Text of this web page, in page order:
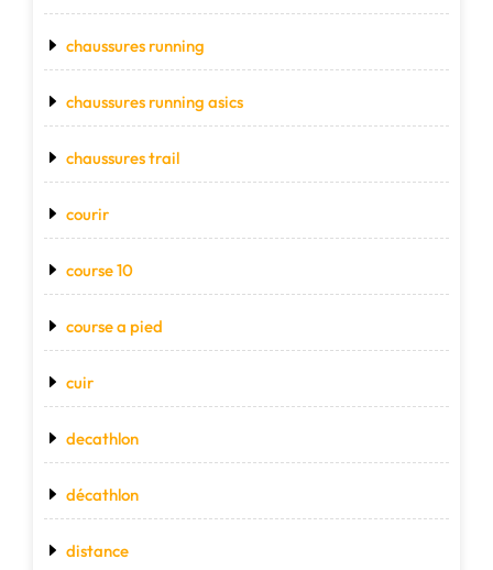
chaussures running
chaussures running asics
chaussures trail
courir
course 10
course a pied
cuir
decathlon
décathlon
distance